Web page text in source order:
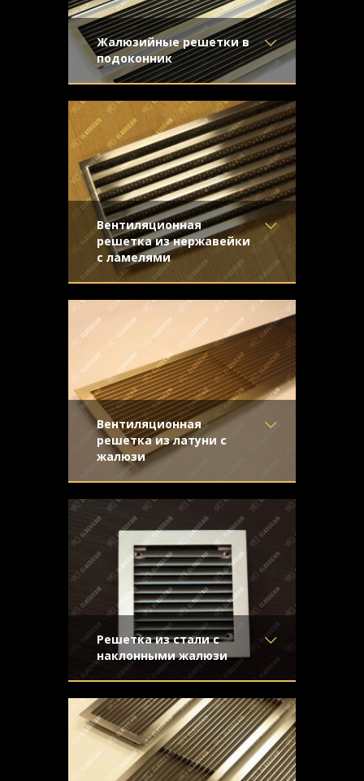
Жалюзийные решетки в
подоконник
Материал- Латунь
Отделка- Старение с
направленной риской
Узор
-
Конструкция- Жалюзи
длинные подоконники. Простые формы
жалюзийной конструкции подчеркивают
благородство натурального металла.
Вентиляционная
решетка из нержавейки
с ламелями
Материал- Нержавеющая
сталь
Отделка
- Шлифованная
нержавейка
Конструкция- Жалюзи
вентиляции, выполненная из
нержавеющей стали. Решётка имеет
Вентиляционная
решетка из латуни с
жалюзи
Материал- Латунь
Отделка- Шлифованная
латунь
Узор
-
Конструкция- Жалюзи
матовой шлифованной латуни с жалюзи
Решетка из стали с
наклонными жалюзи
Материал- Обычная сталь
Отделка- Покраска
Узор-
Конструкция- Жалюзи
серебристый металлик. Наклонные
жалюзи и скрытый крепеж